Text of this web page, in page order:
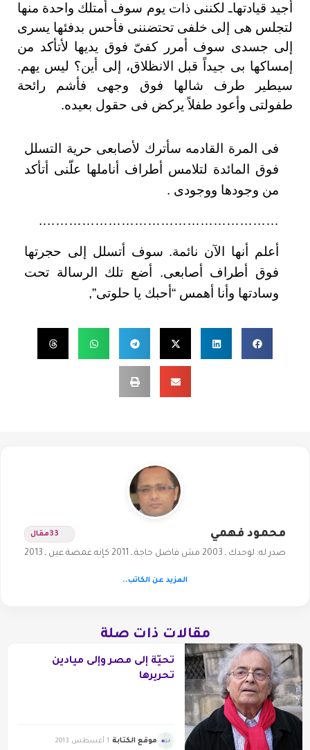
أجيد قيادتهاـ لكننى ذات يوم سوف أمتلك واحدة منها
لتجلس هى إلى خلفى تحتضننى فأحس بدفئها يسرى
إلى جسدى سوف أمرر كفىّ فوق يديها لأتأكد من
إمساكها بى جيداً قبل الانظلاق، إلى أين؟ ليس يهم.
سيطير طرف شالها فوق وجهى فأشم رائحة
طفولتى وأعود طفلاً يركض فى حقول بعيده.
فى المرة القادمه سأترك لأصابعى حرية التسلل
فوق المائدة لتلامس أطراف أناملها علّنى أتأكد
من وجودها ووجودى .
……………………………………………….
أعلم أنها الآن نائمة. سوف أتسلل إلى حجرتها
فوق أطراف أصابعى. أضع تلك الرسالة تحت
وسادتها وأنا أهمس “أحبك يا حلوتى”,
محمود فهمي 33مقال
صدر له: لوحدك ـ 2003 مش فاضل حاجة ـ 2011 كإنه غمضة عين ـ 2013
المزيد عن الكاتب..
مقالات ذات صلة
تحيّة إلى مصر وإلى ميادين
تحريرها
موقع الكتابة 1 أغسطس 2013